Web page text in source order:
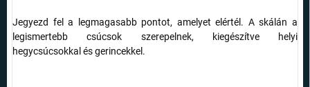
Jegyezd fel a legmagasabb pontot, amelyet elértél. A skálán a
legismertebb csúcsok szerepelnek, kiegészítve helyi
hegycsúcsokkal és gerincekkel.